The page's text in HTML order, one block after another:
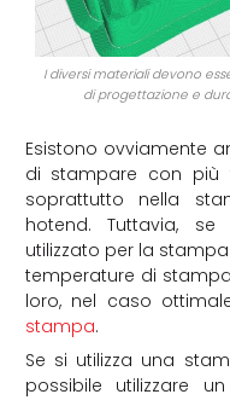
I diversi materiali devono
di progettazione e
Esistono ovviamente
di stampare con più
soprattutto nella
hotend. Tuttavia,
utilizzato per la
temperature di
loro, nel caso
stampa.
Se si utilizza una
possibile utilizzare